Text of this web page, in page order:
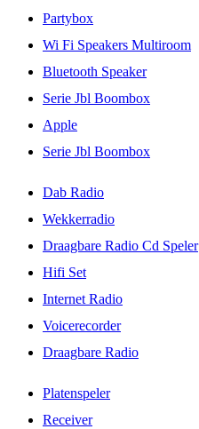
Partybox
Wi Fi Speakers Multiroom
Bluetooth Speaker
Serie Jbl Boombox
Apple
Serie Jbl Boombox
Dab Radio
Wekkerradio
Draagbare Radio Cd Speler
Hifi Set
Internet Radio
Voicerecorder
Draagbare Radio
Platenspeler
Receiver